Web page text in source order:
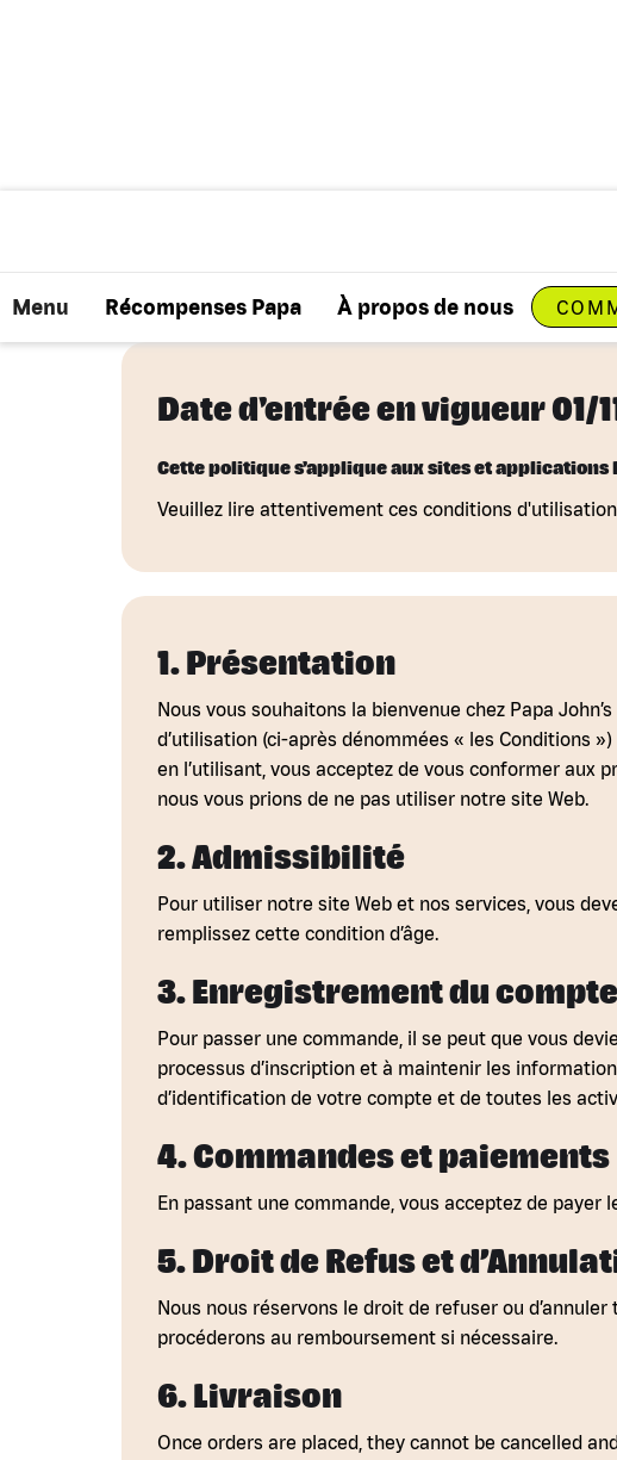
Menu Récompenses Papa À propos de nous
Conditions
Date d'entrée en vigueur 01/
Cette politique s'applique aux sites et applications
Veuillez lire attentivement ces conditions
1. Présentation
Nous vous souhaitons la bienvenue chez Papa
d’utilisation (ci-après dénommées « les Conditions
en l’utilisant, vous acceptez de vous conformer aux
nous vous prions de ne pas utiliser notre site Web.
2. Admissibilité
Pour utiliser notre site Web et nos services, vous
remplissez cette condition d’âge.
3. Enregistrement du compte
Pour passer une commande, il se peut que vous
processus d’inscription et à maintenir les
d’identification de votre compte et de toutes les
4. Commandes et paiements
En passant une commande, vous acceptez de
5. Droit de Refus et
Nous nous réservons le droit de refuser ou
procéderons au remboursement si nécessaire.
6. Livraison
Once orders are placed, they cannot be cancelled